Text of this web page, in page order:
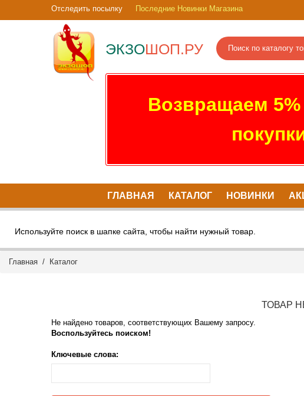
Отследить посылку Последние Новинки Магазина
ЭКЗОШОП.РУ
Возвращаем
ГЛАВНАЯ КАТАЛОГ НОВИНКИ
Используйте поиск в шапке сайта, чтобы найти нужный товар.
Главная / Каталог
ТОВАР
Не найдено товаров, соответствующих Вашему запросу.
Воспользуйтесь поиском!
Ключевые слова: